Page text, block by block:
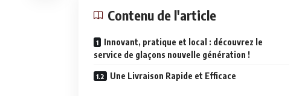
Contenu de l'article
Innovant, pratique et local : découvrez le
service de glaçons nouvelle génération !
Une Livraison Rapide et Efficace